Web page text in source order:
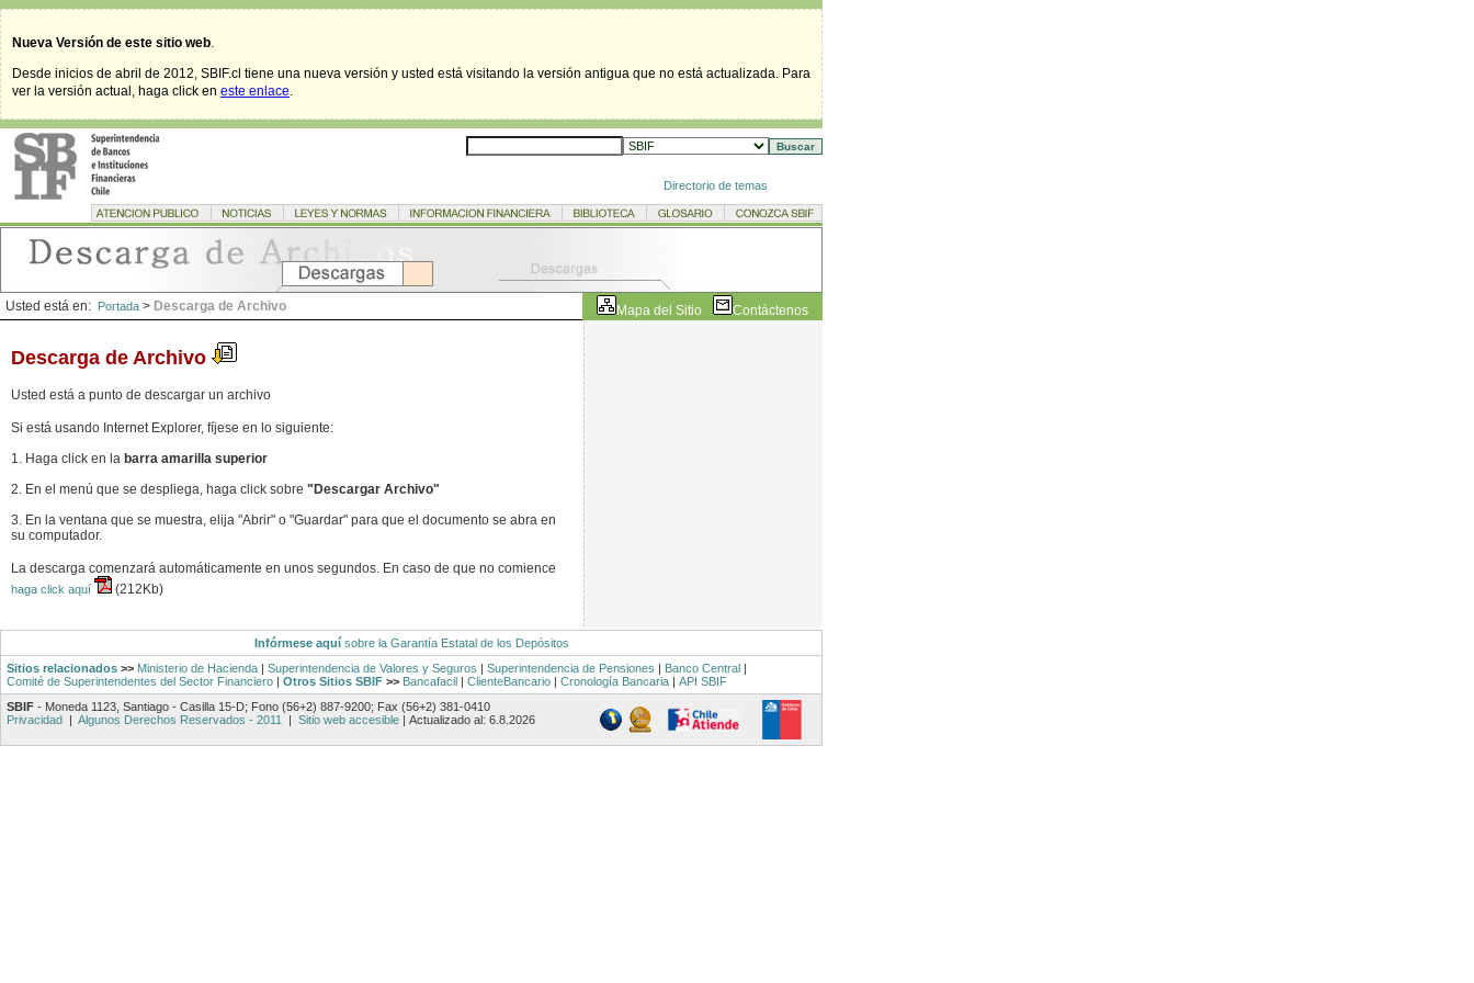
Nueva Versión de este sitio web.
Desde inicios de abril de 2012, SBIF.cl tiene una nueva versión y usted está visitando la versión antigua que no está actualizada. Para
ver la versión actual, haga click en este enlace.
Directorio de temas
Usted está en: Portada > Descarga de Archivo Mapa del Sitio Contáctenos
Descarga de Archivo
Usted está a punto de descargar un archivo
Si está usando Internet Explorer, fíjese en lo siguiente:
1. Haga click en la barra amarilla superior
2. En el menú que se despliega, haga click sobre "Descargar Archivo"
3. En la ventana que se muestra, elija "Abrir" o "Guardar" para que el documento se abra en
su computador.
La descarga comenzará automáticamente en unos segundos. En caso de que no comience
haga click aquí (212Kb)
Infórmese aquísobre la Garantía Estatal de los Depósitos
Sitios relacionados >> Ministerio de Hacienda | Superintendencia de Valores y Seguros | Superintendencia de Pensiones | Banco Central |
Comité de Superintendentes del Sector Financiero | Otros Sitios SBIF >> Bancafacil | ClienteBancario | Cronología Bancaria | API SBIF
SBIF - Moneda 1123, Santiago - Casilla 15-D; Fono (56+2) 887-9200; Fax (56+2) 381-0410
Privacidad | Algunos Derechos Reservados - 2011 | Sitio web accesible | Actualizado al: 6.8.2026